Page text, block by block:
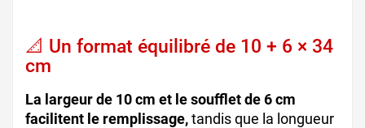
📐 Un format équilibré de 10 + 6 × 34
cm
La largeur de 10 cm et le soufflet de 6 cm
facilitent le remplissage,tandis que la longueur